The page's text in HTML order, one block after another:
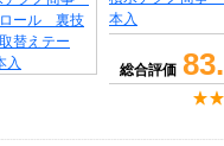
本入
総合評価